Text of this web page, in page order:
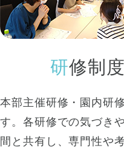
研修制度
本部主催研修・園内研
す。各研修での気づき
間と共有し、専門性や